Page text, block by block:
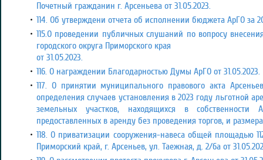
Почетный гражданин г. Арсеньева от 31.05.2023.
114. Об утверждени отчета об исполнении бюджета АрГО за
115.О проведении публичных слушаний по вопросу
городского округа Приморского края
от 31.05.2023.
116. О награждении Благодарностью Думы АрГО от 31.05.2023.
117. О принятии муниципального правового акта
определения случаев установления в 2023 году льготной
земельных участков, находящихся в собственности
предоставленных в аренду без проведения торгов, и
118. О приватизации сооружения-навеса общей площадью
Приморский край, г. Арсеньев, ул. Таежная, д. 2/6а от